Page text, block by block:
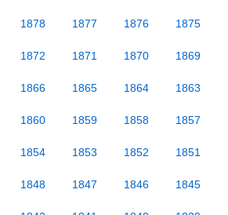
1878 1877 1876 1875
1872 1871 1870 1869
1866 1865 1864 1863
1860 1859 1858 1857
1854 1853 1852 1851
1848 1847 1846 1845